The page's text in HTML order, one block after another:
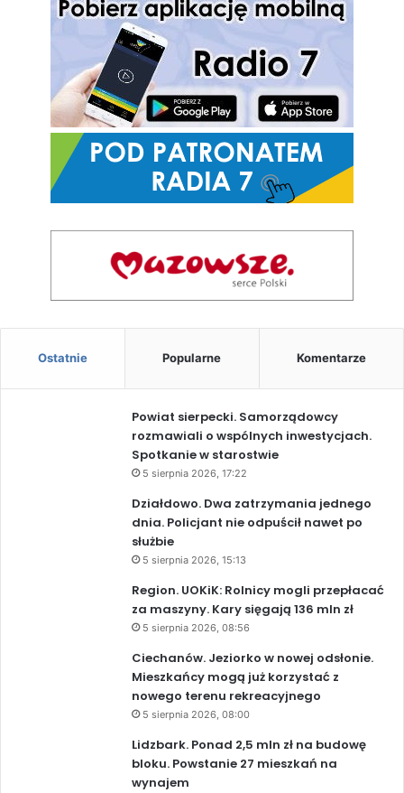
Ostatnie Popularne Komentarze
Powiat sierpecki. Samorządowcy
rozmawiali o wspólnych inwestycjach.
Spotkanie w starostwie
5 sierpnia 2026, 17:22
Działdowo. Dwa zatrzymania jednego
dnia. Policjant nie odpuścił nawet po
służbie
5 sierpnia 2026, 15:13
Region. UOKiK: Rolnicy mogli przepłacać
za maszyny. Kary sięgają 136 mln zł
5 sierpnia 2026, 08:56
Ciechanów. Jeziorko w nowej odsłonie.
Mieszkańcy mogą już korzystać z
nowego terenu rekreacyjnego
5 sierpnia 2026, 08:00
Lidzbark. Ponad 2,5 mln zł na budowę
bloku. Powstanie 27 mieszkań na
wynajem